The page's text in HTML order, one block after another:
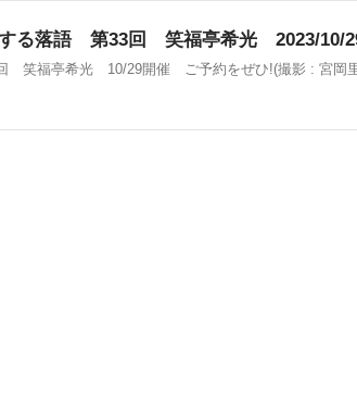
する落語 第33回 笑福亭希光 2023/10/
笑福亭希光 10/29開催 ご予約をぜひ!(撮影 : 宮岡